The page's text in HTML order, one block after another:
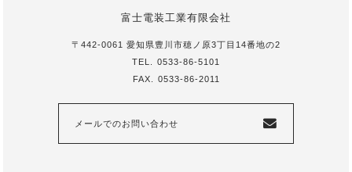
富士電装工業有限会社
〒442-0061 愛知県豊川市穂ノ原3丁目14番地の2
TEL.
0533-86-5101
FAX.
0533-86-2011
メールでのお問い合わせ